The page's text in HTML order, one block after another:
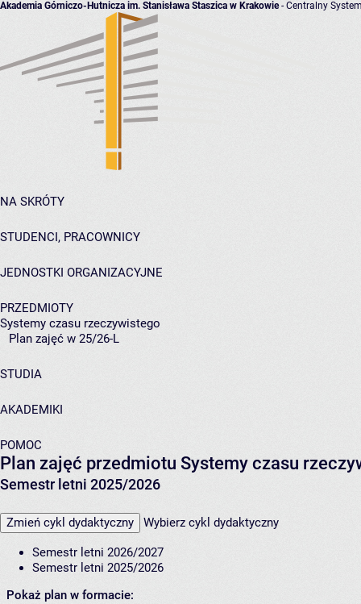
Akademia Górniczo-Hutnicza im. Stanisława Staszica w Krakowie- Centralny
NA SKRÓTY
STUDENCI, PRACOWNICY
JEDNOSTKI ORGANIZACYJNE
PRZEDMIOTY
Systemy czasu rzeczywistego
Plan zajęć w 25/26-L
STUDIA
AKADEMIKI
POMOC
Plan zajęć przedmiotu Systemy czasu
Semestr letni 2025/2026
Zmień cykl dydaktyczny Wybierz cykl dydaktyczny
Semestr letni 2026/2027
Semestr letni 2025/2026
Pokaż plan w formacie: